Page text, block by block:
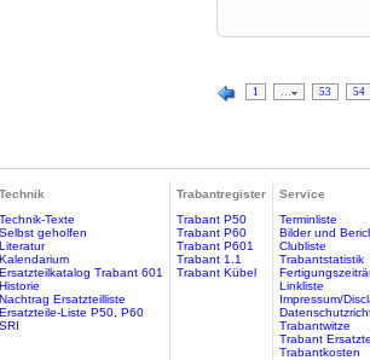
1 53 54
Technik
Technik-Texte
Selbst geholfen
Literatur
Kalendarium
Ersatzteilkatalog Trabant 601
Historie
Nachtrag Ersatzteilliste
Ersatzteile-Liste P50, P60
SRI
Trabantregister
Trabant P50
Trabant P60
Trabant P601
Trabant 1.1
Trabant Kübel
Service
Terminliste
Bilder und
Clubliste
Trabantstatistik
Linkliste
Impressum/
Trabantwitze
Trabant
Trabantkosten